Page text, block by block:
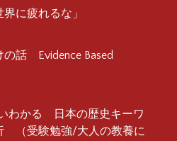
に疲れるな」
の話 Evidence Based
わかる 日本の歴史キーワ
（受験勉強/大人の教養に